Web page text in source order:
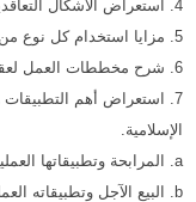
4. استعراض الأشكال التعاقدية في كل نوع من العقود.
5. مزايا استخدام كل نوع من العقود.
6. شرح مخططات العمل لعقود المعاملات المالية الإسلامية.
7. استعراض أهم التطبيقات
الإسلامية.
a. المرابحة وتطبيقاتها العملية.
b. البيع الآجل وتطبيقاته العملية.